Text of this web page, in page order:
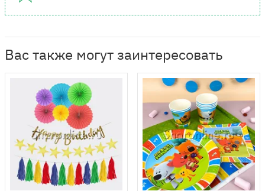
Вас также могут заинтересовать